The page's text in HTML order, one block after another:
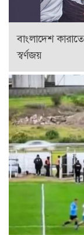
বাংলাদেশ
স্বর্ণজয়